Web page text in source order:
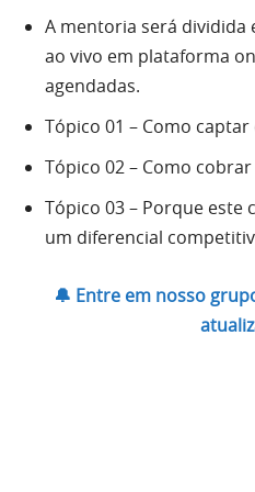
A mentoria será dividida
ao vivo em plataforma
agendadas.
Tópico 01 – Como captar
Tópico 02 – Como
Tópico 03 – Porque
um diferencial
🔔 Entre em nosso